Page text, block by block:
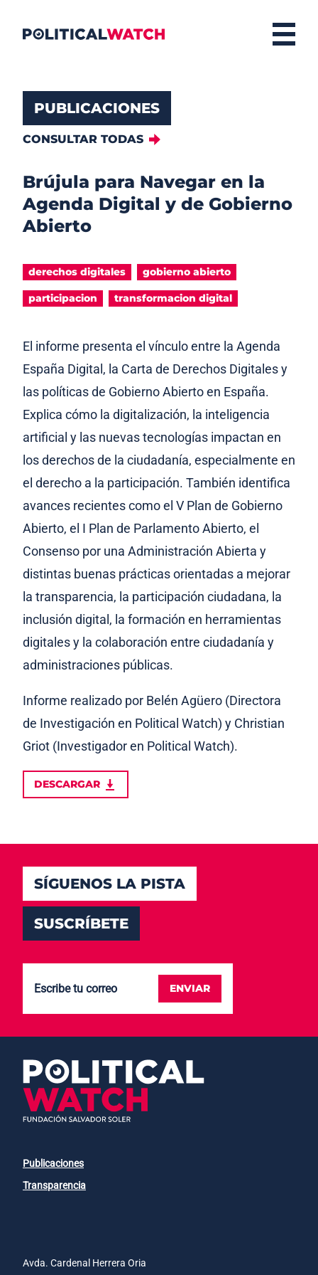
PUBLICACIONES
CONSULTAR TODAS
Brújula para Navegar en la
Agenda Digital y de Gobierno
Abierto
derechos digitales gobierno abierto
participacion transformacion digital
El informe presenta el vínculo entre la Agenda
España Digital, la Carta de Derechos Digitales y
las políticas de Gobierno Abierto en España.
Explica cómo la digitalización, la inteligencia
artificial y las nuevas tecnologías impactan en
los derechos de la ciudadanía, especialmente en
el derecho a la participación. También identifica
avances recientes como el V Plan de Gobierno
Abierto, el I Plan de Parlamento Abierto, el
Consenso por una Administración Abierta y
distintas buenas prácticas orientadas a mejorar
la transparencia, la participación ciudadana, la
inclusión digital, la formación en herramientas
digitales y la colaboración entre ciudadanía y
administraciones públicas.
Informe realizado por Belén Agüero (Directora
de Investigación en Political Watch) y Christian
Griot (Investigador en Political Watch).
DESCARGAR
SÍGUENOS LA PISTA
SUSCRÍBETE
ENVIAR
Publicaciones
Transparencia
Avda. Cardenal Herrera Oria